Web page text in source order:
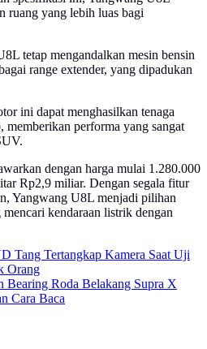
ruang yang lebih luas bagi
tetap mengandalkan mesin bensin
range extender, yang dipadukan
ini dapat menghasilkan tenaga
memberikan performa yang sangat
dengan harga mulai 1.280.000
Rp2,9 miliar. Dengan segala fitur
Yangwang U8L menjadi pilihan
kendaraan listrik dengan
Tang Tertangkap Kamera Saat Uji
Orang
Bearing Roda Belakang Supra X
Cara Baca